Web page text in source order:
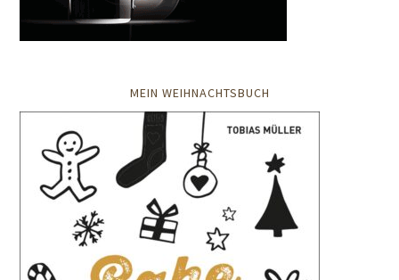
MEIN WEIHNACHTSBUCH